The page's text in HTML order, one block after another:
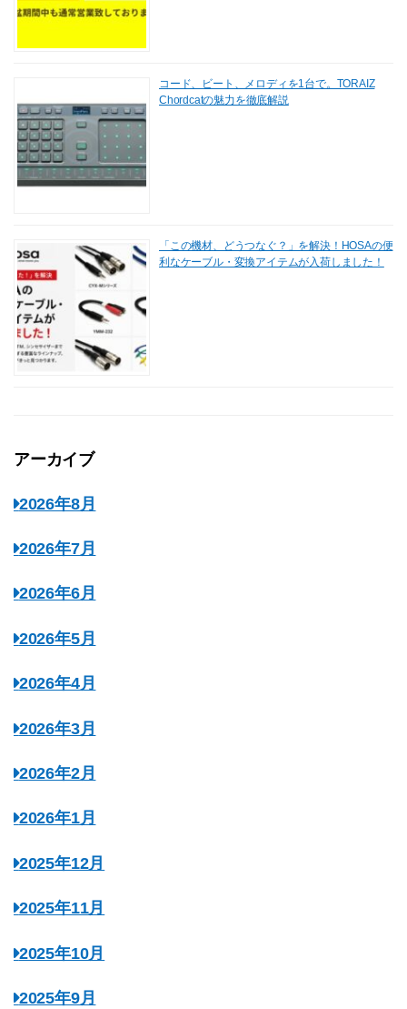
コード、ビート、メロディを1台で。TORAIZ
Chordcatの魅力を徹底解説
「この機材、どうつなぐ？」を解決！HOSAの便
利なケーブル・変換アイテムが入荷しました！
アーカイブ
2026年8月
2026年7月
2026年6月
2026年5月
2026年4月
2026年3月
2026年2月
2026年1月
2025年12月
2025年11月
2025年10月
2025年9月